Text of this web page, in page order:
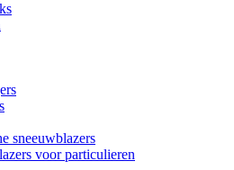
sneeuwblazers
voor particulieren